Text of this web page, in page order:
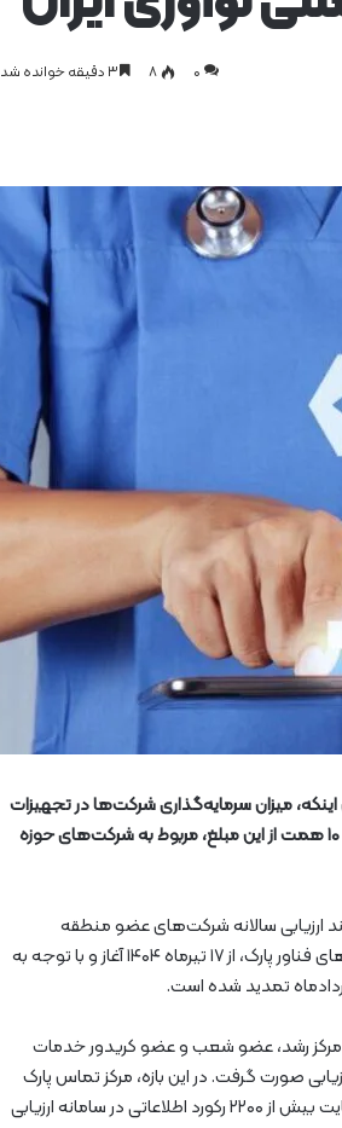
0 ۸
اینکه، میزان سرمایه‌گذاری شرکت‌ها در تجهیزات
و خطوط تولید در این مجموعه نزدیک به ۱۴ همت برآورد شده است، گفت که ۱۰ همت از این مبلغ، مربوط به شرکت‌های حوزه
ارزیابی سالانه شرکت‌های عضو منطقه
بین‌المللی نوآوری ایران (پارک فناوری پردیس) گفت: فرایند ارزیابی سالانه واحدهای فناور پارک، از ۱۷ تیرماه ۱۴۰۴ آغاز و با توجه‌ به
تمدید شده است.
عضو مرکز رشد، عضو شعب و عضو کریدور خدمات
درصدی شرکت‌ها در این ارزیابی صورت گرفت. در این بازه، مرکز تماس پارک
پاسخگوی شرکت‌ها بود و بیش از ۹۰۰ تماس دریافت و راهنمایی شد و در نهایت بیش از ۲۲۰۰ رکورد اطلاعاتی در سامانه ارزیابی